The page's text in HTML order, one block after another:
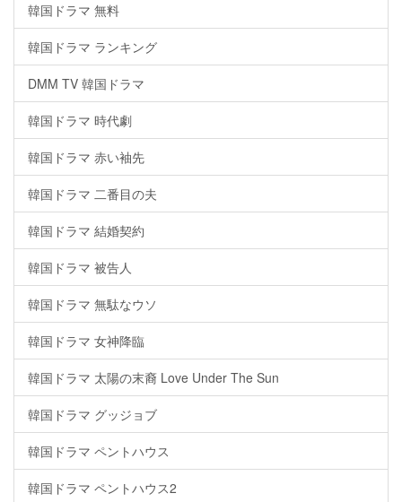
韓国ドラマ 無料
韓国ドラマ ランキング
DMM TV 韓国ドラマ
韓国ドラマ 時代劇
韓国ドラマ 赤い袖先
韓国ドラマ 二番目の夫
韓国ドラマ 結婚契約
韓国ドラマ 被告人
韓国ドラマ 無駄なウソ
韓国ドラマ 女神降臨
韓国ドラマ 太陽の末裔 Love Under The Sun
韓国ドラマ グッジョブ
韓国ドラマ ペントハウス
韓国ドラマ ペントハウス2